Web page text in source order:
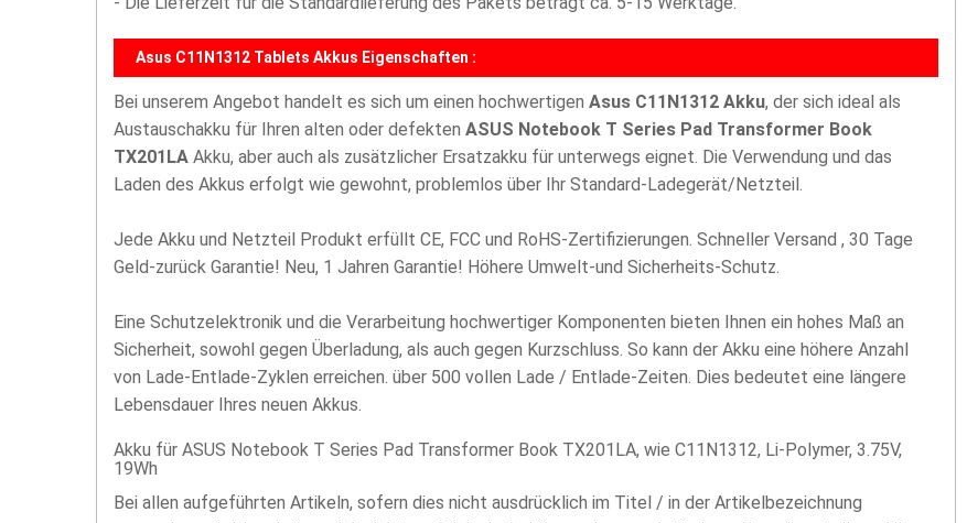
Asus C11N1312 Tablets Akkus Eigenschaften :
Bei unserem Angebot handelt es sich um einen hochwertigen Asus C11N1312 Akku, der sich ideal als
Austauschakku für Ihren alten oder defekten ASUS Notebook T Series Pad Transformer Book
TX201LA Akku, aber auch als zusätzlicher Ersatzakku für unterwegs eignet. Die Verwendung und das
Laden des Akkus erfolgt wie gewohnt, problemlos über Ihr Standard-Ladegerät/Netzteil.
Jede Akku und Netzteil Produkt erfüllt CE, FCC und RoHS-Zertifizierungen. Schneller Versand , 30 Tage
Geld-zurück Garantie! Neu, 1 Jahren Garantie! Höhere Umwelt-und Sicherheits-Schutz.
Eine Schutzelektronik und die Verarbeitung hochwertiger Komponenten bieten Ihnen ein hohes Maß an
Sicherheit, sowohl gegen Überladung, als auch gegen Kurzschluss. So kann der Akku eine höhere Anzahl
von Lade-Entlade-Zyklen erreichen. über 500 vollen Lade / Entlade-Zeiten. Dies bedeutet eine längere
Lebensdauer Ihres neuen Akkus.
Akku für ASUS Notebook T Series Pad Transformer Book TX201LA, wie C11N1312, Li-Polymer, 3.75V,
19Wh
Bei allen aufgeführten Artikeln, sofern dies nicht ausdrücklich im Titel / in der Artikelbezeichnung